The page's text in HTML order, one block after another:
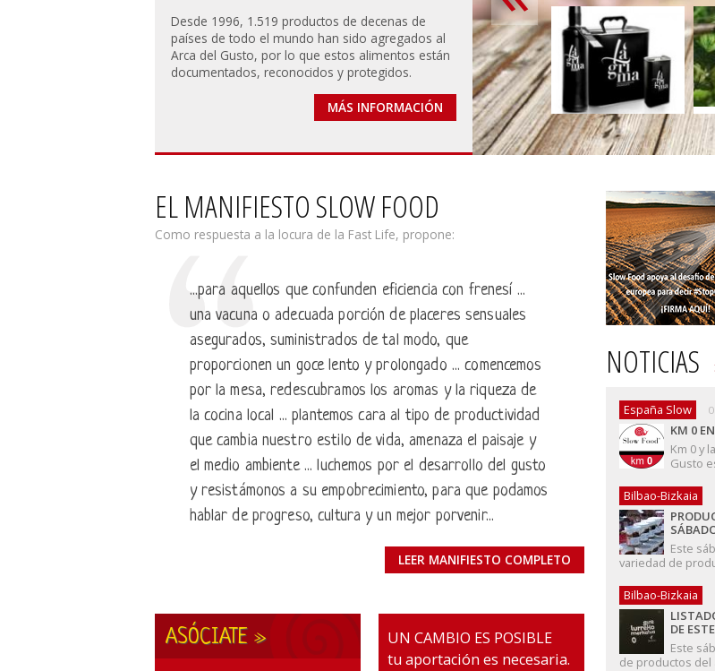
Desde 1996, 1.519 productos de decenas de
países de todo el mundo han sido agregados al
Arca del Gusto, por lo que estos alimentos están
documentados, reconocidos y protegidos.
MÁS INFORMACIÓN
EL MANIFIESTO SLOW FOOD
Como respuesta a la locura de la Fast Life, propone:
...para aquellos que confunden eficiencia con frenesí ...
una vacuna o adecuada porción de placeres sensuales
asegurados, suministrados de tal modo, que
proporcionen un goce lento y prolongado ... comencemos
por la mesa, redescubramos los aromas y la riqueza de
la cocina local ... plantemos cara al tipo de productividad
que cambia nuestro estilo de vida, amenaza el paisaje y
el medio ambiente ... luchemos por el desarrollo del gusto
y resistámonos a su empobrecimiento, para que podamos
hablar de progreso, cultura y un mejor porvenir...
LEER MANIFIESTO COMPLETO
ASÓCIATE »
UN CAMBIO ES POSIBLE
tu aportación es necesaria.
NOTICIAS
España Slow
KM 0
Km 0 y
Gusto
Bilbao-Bizkaia
Este
variedad de
Bilbao-Bizkaia
DE
Este
de productos del